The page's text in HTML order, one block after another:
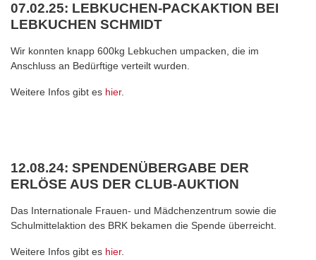
07.02.25: LEBKUCHEN-PACKAKTION BEI
LEBKUCHEN SCHMIDT
Wir konnten knapp 600kg Lebkuchen umpacken, die im
Anschluss an Bedürftige verteilt wurden.
Weitere Infos gibt es hier.
12.08.24: SPENDENÜBERGABE DER
ERLÖSE AUS DER CLUB-AUKTION
Das Internationale Frauen- und Mädchenzentrum sowie die
Schulmittelaktion des BRK bekamen die Spende überreicht.
Weitere Infos gibt es hier.